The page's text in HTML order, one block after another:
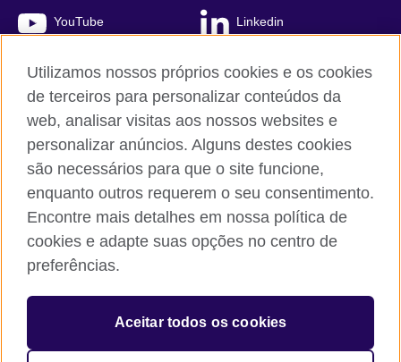
YouTube Linkedin
British Council global
Comentários e reclamações
Política de privacidade e termos de uso
© 2026 British Council
The United Kingdom’s international organisation for cultural
Utilizamos nossos próprios cookies e os cookies
de terceiros para personalizar conteúdos da
web, analisar visitas aos nossos websites e
personalizar anúncios. Alguns destes cookies
são necessários para que o site funcione,
enquanto outros requerem o seu consentimento.
Encontre mais detalhes em nossa política de
cookies e adapte suas opções no centro de
preferências.
Aceitar todos os cookies